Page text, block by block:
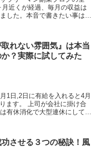
近くが経過、毎月の収益は
した。本音で書きたい事は沢
取れない雰囲気』は本当
？実際に試してみた
1日,2日に有給を入れると4月
ます。 上司が会社に掛け合
有休消化で大型連休にしても
させる３つの秘訣！風